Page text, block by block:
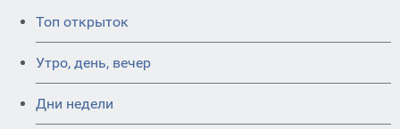
Топ открыток
Утро, день, вечер
Дни недели